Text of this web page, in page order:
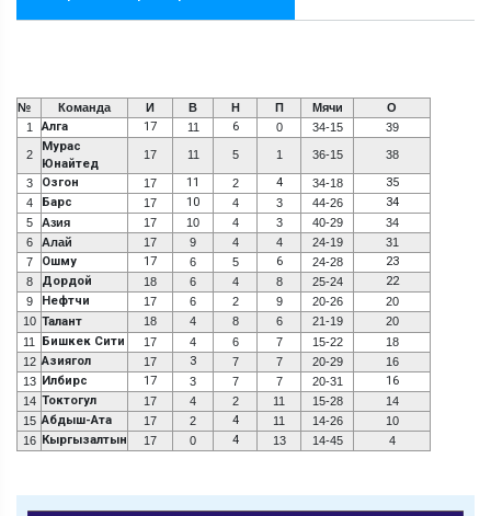
№ Команда И В Н П Мячи
О
1
Алга 17 11 6 0 34-15 39
2
Мурас
Юнайтед
17 11 5 1 36-15 38
3 Озгон 17 11 2 4 34-18 35
4 Барс 17 10 4 3 44-26 34
5 Азия 17 10 4 3 40-29
34
6
Алай 17 9 4 4 24-19
31
7
Ошму 17 6 5 6 24-28 23
8 Дордой 18 6 4 8 25-24 22
9 Нефтчи 17 6 2 9 20-26
20
10 Талант 18 4 8 6 21-19
20
11
Бишкек Сити 17 4 6 7 15-22
18
12 Азиягол 17 3 7 7 20-29
16
13 Илбирс 17 3 7 7 20-31 16
14 Токтогул 17 4 2 11 15-28
14
15 Абдыш-Ата 17 2 4 11 14-26
10
16 Кыргызалтын 17 0 4 13 14-45 4